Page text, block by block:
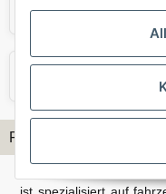
Skoda
Flex-Hydraulik...